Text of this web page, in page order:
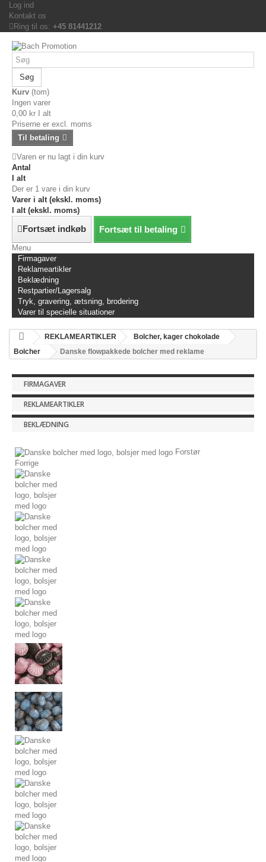
Log ind
Kontakt os
Ring til os: +45 81441212
Søg
Kurv (tom)
Ingen varer
0,00 kr
I alt
Priserne er excl. moms
Til betaling
Varen er nu lagt i din kurv
Antal
I alt
Der er 1 vare i din kurv
Varer i alt (ekskl. moms)
I alt (ekskl. moms)
Fortsæt indkøb Fortsæt til betaling
Menu
Firmagaver
Reklameartikler
Beklædning
Restpartier/Lagersalg
Tryk, gravering, ætsning, brodering
Varer til specielle situationer
REKLAMEARTIKLER
Bolcher, kager chokolade
Bolcher
Danske flowpakkede bolcher med reklame
FIRMAGAVER
REKLAMEARTIKLER
BEKLÆDNING
Forstør
Forrige